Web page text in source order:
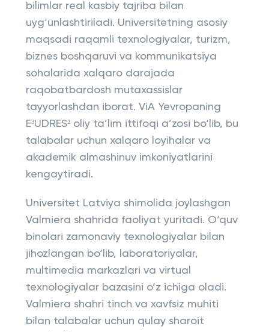
bilimlar real kasbiy tajriba bilan
uyg‘unlashtiriladi. Universitetning asosiy
maqsadi raqamli texnologiyalar, turizm,
biznes boshqaruvi va kommunikatsiya
sohalarida xalqaro darajada
raqobatbardosh mutaxassislar
tayyorlashdan iborat. ViA Yevropaning
E³UDRES² oliy ta’lim ittifoqi a’zosi bo‘lib, bu
talabalar uchun xalqaro loyihalar va
akademik almashinuv imkoniyatlarini
kengaytiradi.
Universitet Latviya shimolida joylashgan
Valmiera shahrida faoliyat yuritadi. O‘quv
binolari zamonaviy texnologiyalar bilan
jihozlangan bo‘lib, laboratoriyalar,
multimedia markazlari va virtual
texnologiyalar bazasini o‘z ichiga oladi.
Valmiera shahri tinch va xavfsiz muhiti
bilan talabalar uchun qulay sharoit